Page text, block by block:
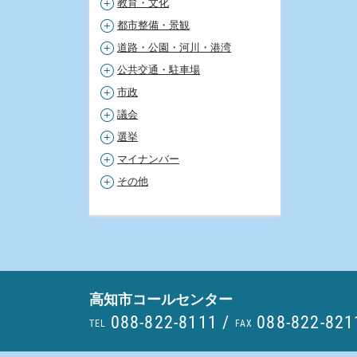
教育・文化
都市整備・景観
道路・公園・河川・港湾
公共交通・駐車場
市政
議会
選挙
マイナンバー
その他
高知市コールセンター
TEL 088-822-8111 / FAX 088-822-